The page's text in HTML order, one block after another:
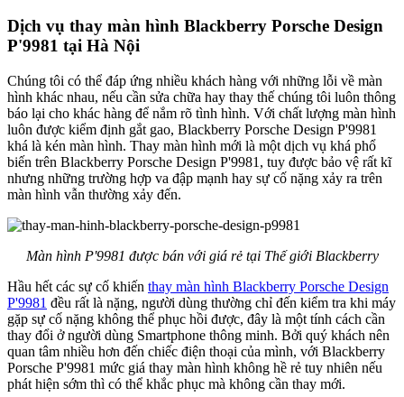
Dịch vụ thay màn hình Blackberry Porsche Design
P'9981 tại Hà Nội
Chúng tôi có thể đáp ứng nhiều khách hàng với những lỗi về màn
hình khác nhau, nếu cần sửa chữa hay thay thế chúng tôi luôn thông
báo lại cho khác hàng để nắm rõ tình hình. Với chất lượng màn hình
luôn được kiểm định gắt gao, Blackberry Porsche Design P'9981
khá là kén màn hình. Thay màn hình mới là một dịch vụ khá phổ
biến trên Blackberry Porsche Design P'9981, tuy được bảo vệ rất kĩ
nhưng những trường hợp va đập mạnh hay sự cố nặng xảy ra trên
màn hình vẫn thường xảy đến.
Màn hình P'9981 được bán với giá rẻ tại Thế giới Blackberry
Hầu hết các sự cố khiến thay màn hình Blackberry Porsche Design
P'9981 đều rất là nặng, người dùng thường chỉ đến kiểm tra khi máy
gặp sự cố nặng không thể phục hồi được, đây là một tính cách cần
thay đổi ở người dùng Smartphone thông minh. Bởi quý khách nên
quan tâm nhiều hơn đến chiếc điện thoại của mình, với Blackberry
Porsche P'9981 mức giá thay màn hình không hề rẻ tuy nhiên nếu
phát hiện sớm thì có thể khắc phục mà không cần thay mới.